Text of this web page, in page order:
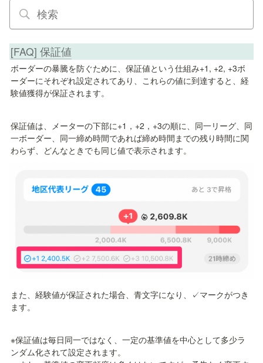
[FAQ] 保証値
ボーダーの暴騰を防ぐために、保証値という仕組み+1, +2, +3ボ
ーダーにそれぞれ設定されてあり、これらの値に到達すると、経
験値獲得が保証されます。
保証値は、メーターの下部に+1，+2，+3の順に、同一リーグ、同
一ボーダー、同一締め時間であれば締め時間までの残り時間に関
わらず、どんなときでも同じ値で表示されます。
また、経験値が保証された場合、青文字になり、✓マークがつき
ます。
※保証値は毎日同一ではなく、一定の基準値を中心として多少ラ
ンダム化されて設定されます。